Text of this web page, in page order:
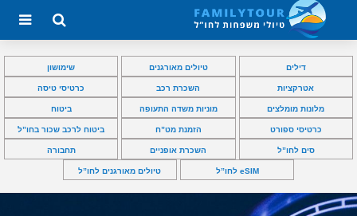
דילים טיולים מאורגנים שימושון
אטרקציות השכרת רכב כרטיסי טיסה
מלונות מומלצים מוניות משדה התעופה ביטוח
כרטיסי ספורט הזמנת מט”ח ביטוח לרכב שכור בחו”ל
סים לחו”ל השכרת אופניים תחבורה
eSIM לחו”ל טיולים מאורגנים לחו”ל